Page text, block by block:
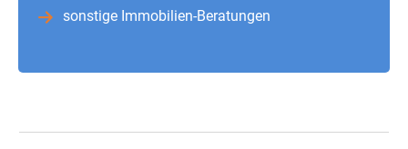
sonstige Immobilien-Beratungen